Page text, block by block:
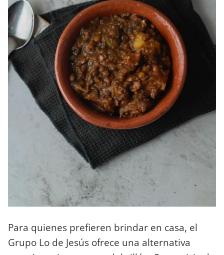
Para quienes prefieren brindar en casa, el
Grupo Lo de Jesús ofrece una alternativa